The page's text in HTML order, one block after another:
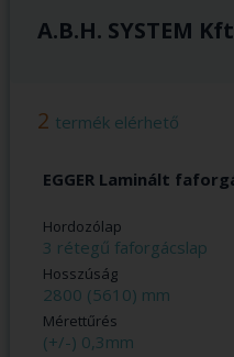
A.B.H. SYSTEM
2 termék elérhető
EGGER Laminált
Hordozólap
3 rétegű faforgácslap
Hosszúság
2800 (5610) mm
Mérettűrés
(+/-) 0,3mm